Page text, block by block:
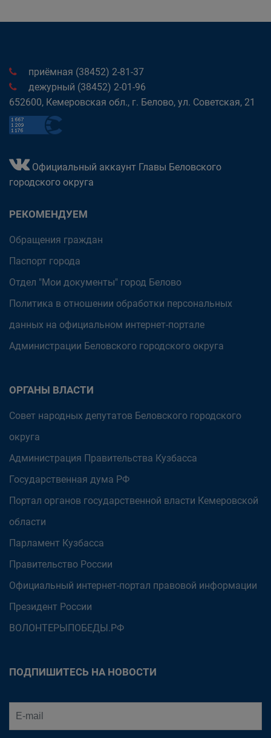
приёмная (38452) 2-81-37
дежурный (38452) 2-01-96
652600, Кемеровская обл., г. Белово, ул. Советская, 21
Официальный аккаунт Главы Беловского
городского округа
РЕКОМЕНДУЕМ
Обращения граждан
Паспорт города
Отдел "Мои документы" город Белово
Политика в отношении обработки персональных
данных на официальном интернет-портале
Администрации Беловского городского округа
ОРГАНЫ ВЛАСТИ
Совет народных депутатов Беловского городского
округа
Администрация Правительства Кузбасса
Государственная дума РФ
Портал органов государственной власти Кемеровской
области
Парламент Кузбасса
Правительство России
Официальный интернет-портал правовой информации
Президент России
ВОЛОНТЕРЫПОБЕДЫ.РФ
ПОДПИШИТЕСЬ НА НОВОСТИ